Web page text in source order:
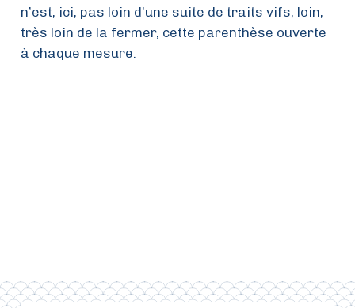
n’est, ici, pas loin d’une suite de traits vifs, loin,
très loin de la fermer, cette parenthèse ouverte
à chaque mesure.